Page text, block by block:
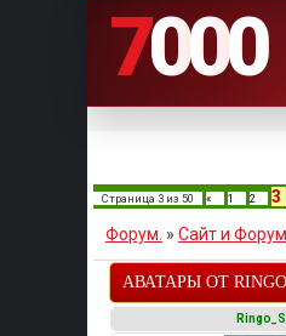
7000
Страница 3 из 50 « 1 2 3
Форум. » Сайт и Форум
АВАТАРЫ ОТ